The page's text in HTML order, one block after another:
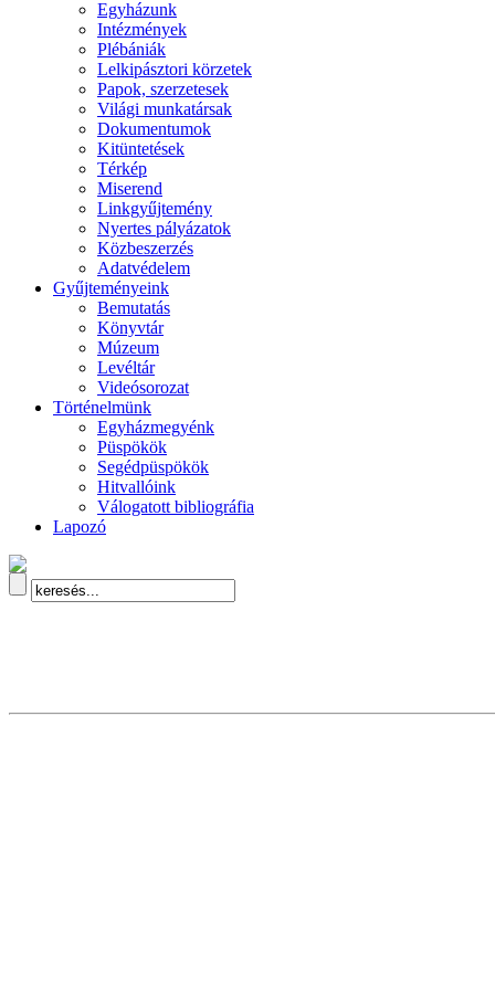
Egyházunk
Intézmények
Plébániák
Lelkipásztori körzetek
Papok, szerzetesek
Világi munkatársak
Dokumentumok
Kitüntetések
Térkép
Miserend
Linkgyűjtemény
Nyertes pályázatok
Közbeszerzés
Adatvédelem
Gyűjteményeink
Bemutatás
Könyvtár
Múzeum
Levéltár
Videósorozat
Történelmünk
Egyházmegyénk
Püspökök
Segédpüspökök
Hitvallóink
Válogatott bibliográfia
Lapozó